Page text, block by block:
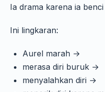
Ia drama karena ia
Ini lingkaran:
Aurel marah →
merasa diri buruk →
menyalahkan diri →